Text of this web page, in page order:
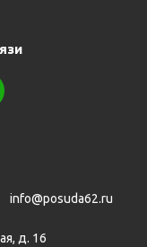
info@posuda62.ru
д. 16